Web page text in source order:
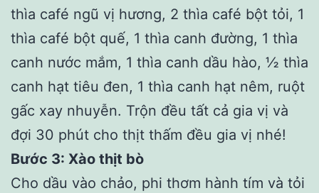
thìa café ngũ vị hương, 2 thìa café bột tỏi, 1
thìa café bột quế, 1 thìa canh đường, 1 thìa
canh nước mắm, 1 thìa canh dầu hào, ½ thìa
canh hạt tiêu đen, 1 thìa canh hạt nêm, ruột
gấc xay nhuyễn. Trộn đều tất cả gia vị và
đợi 30 phút cho thịt thấm đều gia vị nhé!
Bước 3: Xào thịt bò
Cho dầu vào chảo, phi thơm hành tím và tỏi